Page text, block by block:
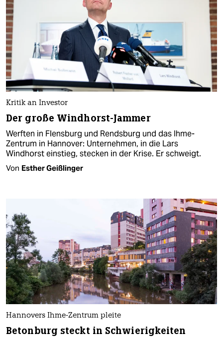
Kritik an Investor
Der große Windhorst-Jammer
Werften in Flensburg und Rendsburg und das Ihme-
Zentrum in Hannover: Unternehmen, in die Lars
Windhorst einstieg, stecken in der Krise. Er schweigt.
Von Esther Geißlinger
Hannovers Ihme-Zentrum pleite
Betonburg steckt in Schwierigkeiten